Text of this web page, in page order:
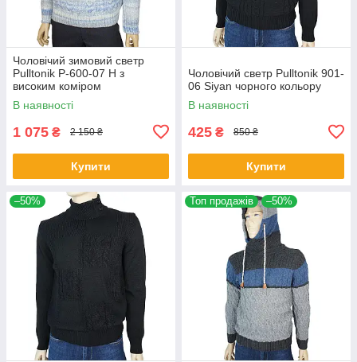
Чоловічий зимовий светр
Pulltonik Р-600-07 Н з
високим коміром
В наявності
1 075 ₴ 2 150 ₴
Купити
Чоловічий светр Pulltonik 901-
06 Siyan чорного кольору
В наявності
425 ₴ 850 ₴
Купити
–50% Топ продажів –50%